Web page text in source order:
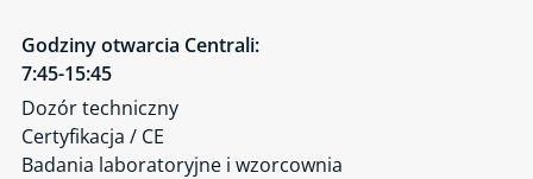
Godziny otwarcia Centrali:
7:45-15:45
Dozór techniczny
Certyfikacja / CE
Badania laboratoryjne i wzorcownia